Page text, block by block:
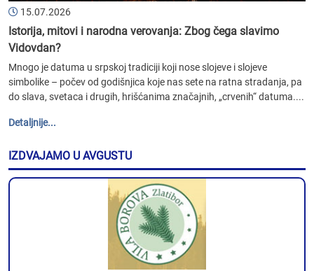
15.07.2026
Istorija, mitovi i narodna verovanja: Zbog čega slavimo
Vidovdan?
Mnogo je datuma u srpskoj tradiciji koji nose slojeve i slojeve
simbolike – počev od godišnjica koje nas sete na ratna stradanja, pa
do slava, svetaca i drugih, hrišćanima značajnih, „crvenih“ datuma....
Detaljnije...
IZDVAJAMO U AVGUSTU